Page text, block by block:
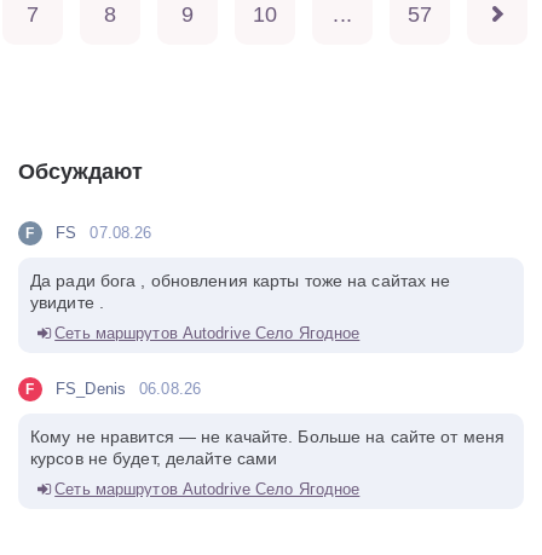
7 8 9 10 ... 57
Обсуждают
F FS 07.08.26
Да ради бога , обновления карты тоже на сайтах не
увидите .
Сеть маршрутов Autodrive Село Ягодное
F FS_Denis 06.08.26
Кому не нравится — не качайте. Больше на сайте от меня
курсов не будет, делайте сами
Сеть маршрутов Autodrive Село Ягодное